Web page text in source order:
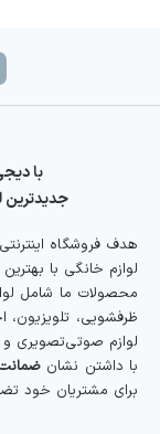
با
جدیدترین
هدف فروشگاه
لوازم خانگی با
محصولات ما شامل
ظرفشویی، تلویزیون،
لوازم صوتی‌تصویری و
با داشتن نشان
برای مشتریان خود